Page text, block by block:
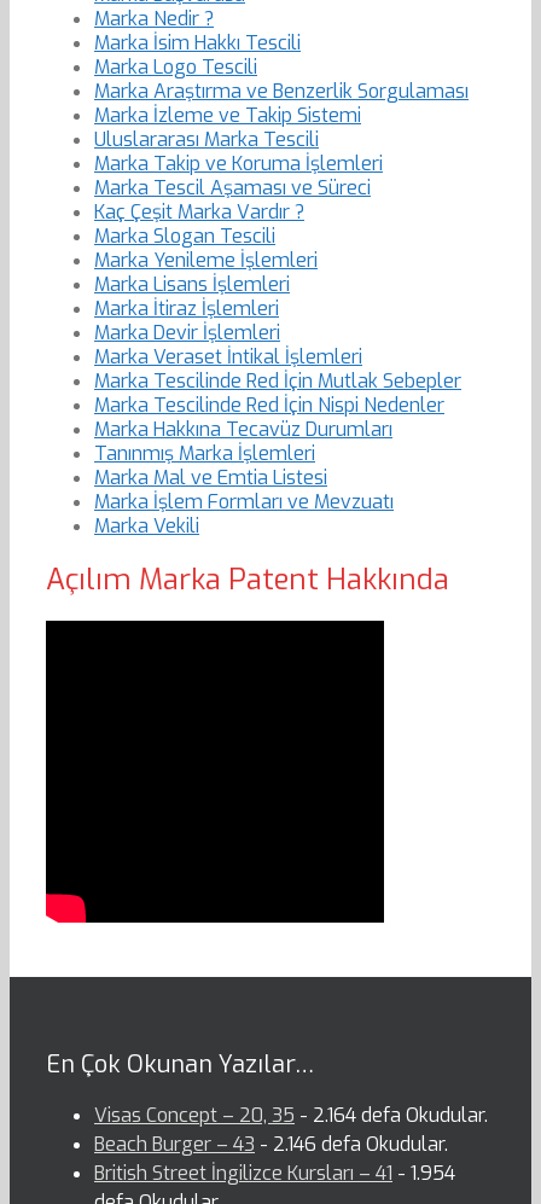
Marka Nedir ?
Marka İsim Hakkı Tescili
Marka Logo Tescili
Marka Araştırma ve Benzerlik Sorgulaması
Marka İzleme ve Takip Sistemi
Uluslararası Marka Tescili
Marka Takip ve Koruma İşlemleri
Marka Tescil Aşaması ve Süreci
Kaç Çeşit Marka Vardır ?
Marka Slogan Tescili
Marka Yenileme İşlemleri
Marka Lisans İşlemleri
Marka İtiraz İşlemleri
Marka Devir İşlemleri
Marka Veraset İntikal İşlemleri
Marka Tescilinde Red İçin Mutlak Sebepler
Marka Tescilinde Red İçin Nispi Nedenler
Marka Hakkına Tecavüz Durumları
Tanınmış Marka İşlemleri
Marka Mal ve Emtia Listesi
Marka İşlem Formları ve Mevzuatı
Marka Vekili
Açılım Marka Patent Hakkında
En Çok Okunan Yazılar…
Visas Concept – 20, 35 - 2.164 defa Okudular.
Beach Burger – 43 - 2.146 defa Okudular.
British Street İngilizce Kursları – 41 - 1.954